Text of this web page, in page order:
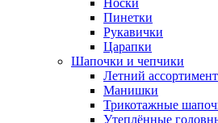
Носки
Пинетки
Рукавички
Царапки
Шапочки и чепчики
Летний ассортимент
Манишки
Трикотажные
Утеплённые